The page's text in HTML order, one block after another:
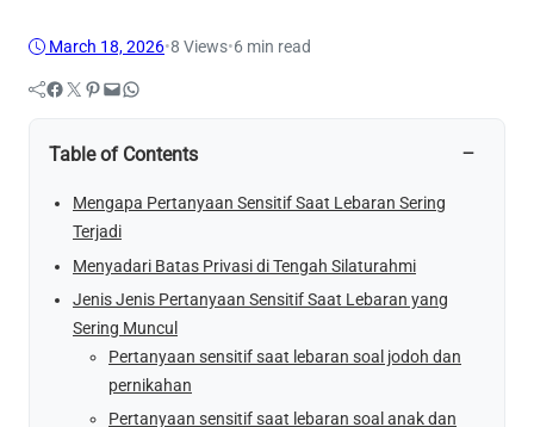
March 18, 2026•8 Views•6 min read
Facebook Twitter Pinterest Mail WhatsApp
Table of Contents −
Mengapa Pertanyaan Sensitif Saat Lebaran Sering
Terjadi
Menyadari Batas Privasi di Tengah Silaturahmi
Jenis Jenis Pertanyaan Sensitif Saat Lebaran yang
Sering Muncul
Pertanyaan sensitif saat lebaran soal jodoh dan
pernikahan
Pertanyaan sensitif saat lebaran soal anak dan